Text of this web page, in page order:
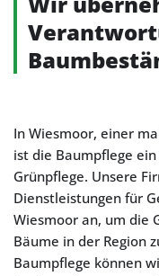
In Wiesmoor, einer
ist die Baumpflege
Grünpflege. Unsere
Dienstleistungen für
Wiesmoor an, um die
Bäume in der Region
Baumpflege können